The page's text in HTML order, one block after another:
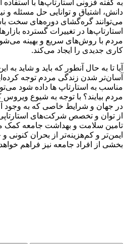
به گفته فزونی استارتاپ‌ها با استفاده
دانش، اشتیاق و توانایی حل مسئله و
می‌توانند گره‌گشای دوره‌های سخت
استارتاپ‌ها در تغییرات گسترده
مردم با روش‌های سریع و بهینه
کاری جدیدی را ایجاد می‌کند.
آیا تا به حال آنطور که باید و شاید به
آسان‌تر شدن زندگی مردم توجه
مناسب به استارتاپ ها داده شود
مردم بیایند؟ با توجه به شیوع
در جهان و شرایط خاصی که به وجود
از توان و تخصص شرکت‌های
تامین سلامت و بهداشت جامعه کمک
ایمن‌تر و کم‌هزینه‌تر از بحران‌
بخشی از افراد جامعه نیز فراهم